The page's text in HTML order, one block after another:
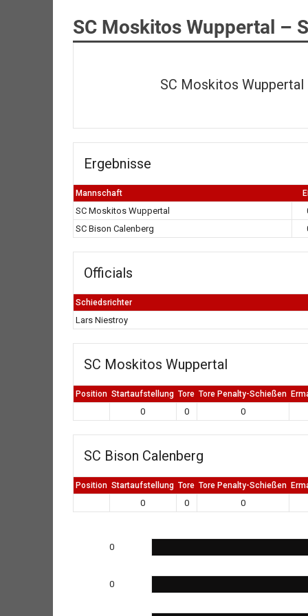
SC Moskitos Wuppertal –
SC Moskitos Wuppertal
Ergebnisse
Mannschaft
SC Moskitos Wuppertal
SC Bison Calenberg
Officials
Schiedsrichter
Lars Niestroy
SC Moskitos Wuppertal
Position Startaufstellung Tore Tore Penalty-Schießen
0 0 0
SC Bison Calenberg
Position Startaufstellung Tore Tore Penalty-Schießen
0 0 0
0
0